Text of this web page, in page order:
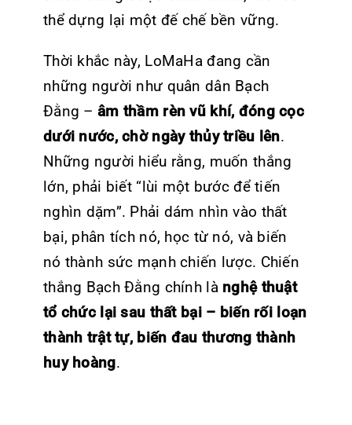
thể dựng lại một đế chế bền vững.
Thời khắc này, LoMaHa đang cần
những người như quân dân Bạch
Đằng – âm thầm rèn vũ khí, đóng cọc
dưới nước, chờ ngày thủy triều lên.
Những người hiểu rằng, muốn thắng
lớn, phải biết “lùi một bước để tiến
nghìn dặm”. Phải dám nhìn vào thất
bại, phân tích nó, học từ nó, và biến
nó thành sức mạnh chiến lược. Chiến
thắng Bạch Đằng chính là nghệ thuật
tổ chức lại sau thất bại – biến rối loạn
thành trật tự, biến đau thương thành
huy hoàng.